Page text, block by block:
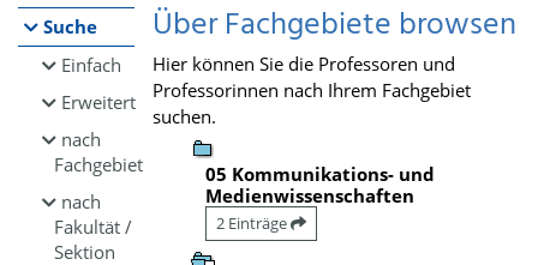
Suche
Einfach
Erweitert
nach
Fachgebiet
nach
Fakultät /
Sektion
Über Fachgebiete browsen
Hier können Sie die Professoren und
Professorinnen nach Ihrem Fachgebiet
suchen.
05 Kommunikations- und
Medienwissenschaften
2 Einträge